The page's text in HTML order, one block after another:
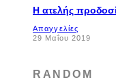
Η ατελής
Απαγγελίες
29 Μαΐου 2019
RANDOM